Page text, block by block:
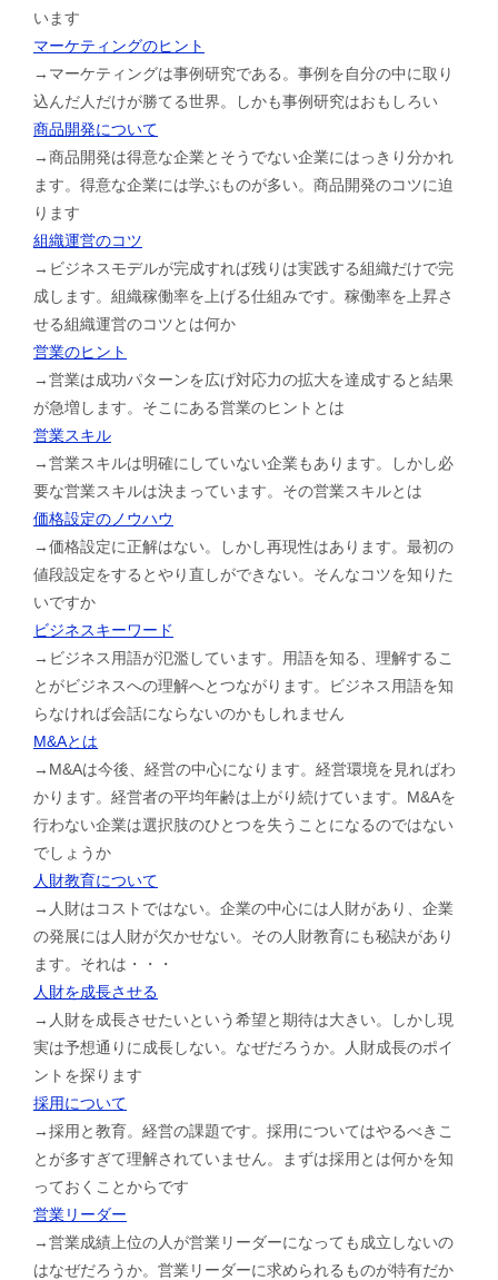
います
マーケティングのヒント
→マーケティングは事例研究である。事例を自分の中に取り
込んだ人だけが勝てる世界。しかも事例研究はおもしろい
商品開発について
→商品開発は得意な企業とそうでない企業にはっきり分かれ
ます。得意な企業には学ぶものが多い。商品開発のコツに迫
ります
組織運営のコツ
→ビジネスモデルが完成すれば残りは実践する組織だけで完
成します。組織稼働率を上げる仕組みです。稼働率を上昇さ
せる組織運営のコツとは何か
営業のヒント
→営業は成功パターンを広げ対応力の拡大を達成すると結果
が急増します。そこにある営業のヒントとは
営業スキル
→営業スキルは明確にしていない企業もあります。しかし必
要な営業スキルは決まっています。その営業スキルとは
価格設定のノウハウ
→価格設定に正解はない。しかし再現性はあります。最初の
値段設定をするとやり直しができない。そんなコツを知りた
いですか
ビジネスキーワード
→ビジネス用語が氾濫しています。用語を知る、理解するこ
とがビジネスへの理解へとつながります。ビジネス用語を知
らなければ会話にならないのかもしれません
M&Aとは
→M&Aは今後、経営の中心になります。経営環境を見ればわ
かります。経営者の平均年齢は上がり続けています。M&Aを
行わない企業は選択肢のひとつを失うことになるのではない
でしょうか
人財教育について
→人財はコストではない。企業の中心には人財があり、企業
の発展には人財が欠かせない。その人財教育にも秘訣があり
ます。それは・・・
人財を成長させる
→人財を成長させたいという希望と期待は大きい。しかし現
実は予想通りに成長しない。なぜだろうか。人財成長のポイ
ントを探ります
採用について
→採用と教育。経営の課題です。採用についてはやるべきこ
とが多すぎて理解されていません。まずは採用とは何かを知
っておくことからです
営業リーダー
→営業成績上位の人が営業リーダーになっても成立しないの
はなぜだろうか。営業リーダーに求められるものが特有だか